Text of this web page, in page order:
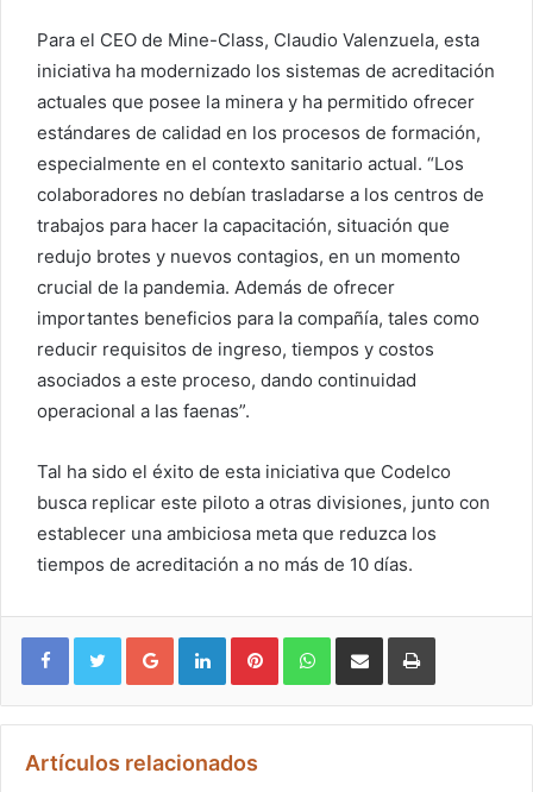
Para el CEO de Mine-Class, Claudio Valenzuela, esta
iniciativa ha modernizado los sistemas de acreditación
actuales que posee la minera y ha permitido ofrecer
estándares de calidad en los procesos de formación,
especialmente en el contexto sanitario actual. “Los
colaboradores no debían trasladarse a los centros de
trabajos para hacer la capacitación, situación que
redujo brotes y nuevos contagios, en un momento
crucial de la pandemia. Además de ofrecer
importantes beneficios para la compañía, tales como
reducir requisitos de ingreso, tiempos y costos
asociados a este proceso, dando continuidad
operacional a las faenas”.
Tal ha sido el éxito de esta iniciativa que Codelco
busca replicar este piloto a otras divisiones, junto con
establecer una ambiciosa meta que reduzca los
tiempos de acreditación a no más de 10 días.
Google+ LinkedIn Pinterest WhatsApp
Artículos relacionados